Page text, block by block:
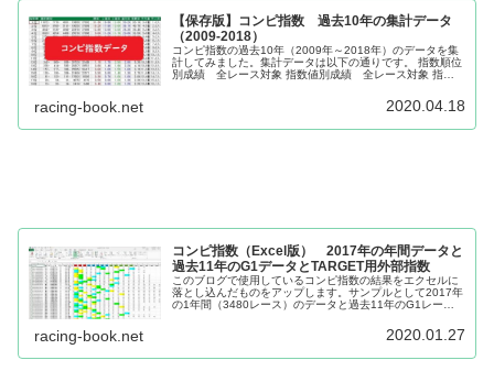
【保存版】コンピ指数 過去10年の集計データ
（2009-2018）
コンピ指数の過去10年（2009年～2018年）のデータを集
計してみました。集計データは以下の通りです。 指数順位
別成績 全レース対象 指数値別成績 全レース対象 指数
racing-book.net 2020.04.18
コンピ指数（Excel版） 2017年の年間データと
過去11年のG1データとTARGET用外部指数
このブログで使用しているコンピ指数の結果をエクセルに
落とし込んだものをアップします。サンプルとして2017年
の1年間（3480レース）のデータと過去11年のG1レース
racing-book.net 2020.01.27